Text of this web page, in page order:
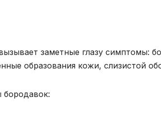
заметные глазу симптомы:
образования кожи, слизистой